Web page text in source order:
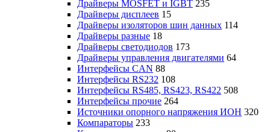
Драйверы MOSFET и IGBT 235
Драйверы дисплеев 15
Драйверы изоляторов шин данных 114
Драйверы разные 18
Драйверы светодиодов 173
Драйверы управления двигателями 64
Интерфейсы CAN 88
Интерфейсы RS232 108
Интерфейсы RS485, RS423, RS422 508
Интерфейсы прочие 264
Источники опорного напряжения ИОН 320
Компараторы 233